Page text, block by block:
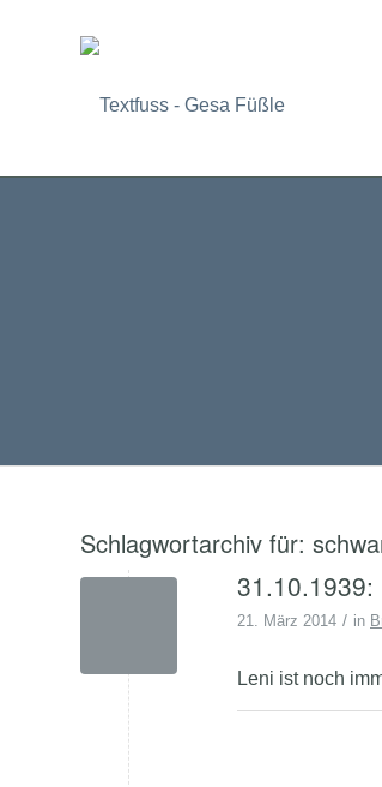
Schlagwortarchiv für:
21. März 2014 / in
Leni ist noch